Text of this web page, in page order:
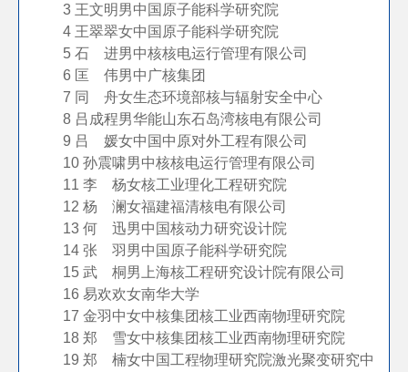
3王文明男中国原子能科学研究院
4王翠翠女中国原子能科学研究院
5石 进男中核核电运行管理有限公司
6 匡 伟男中广核集团
7 同 舟女生态环境部核与辐射安全中心
8吕成程男华能山东石岛湾核电有限公司
9 吕 媛女中国中原对外工程有限公司
10孙震啸男中核核电运行管理有限公司
11 李 杨女核工业理化工程研究院
12 杨 澜女福建福清核电有限公司
13何 迅男中国核动力研究设计院
14张 羽 男中国原子能科学研究院
15武 桐男 上海核工程研究设计院有限公司
16 易欢欢女南华大学
17 金羽中女中核集团核工业西南物理研究院
18郑 雪女中核集团核工业西南物理研究院
19 郑 楠女中国工程物理研究院激光聚变研究中